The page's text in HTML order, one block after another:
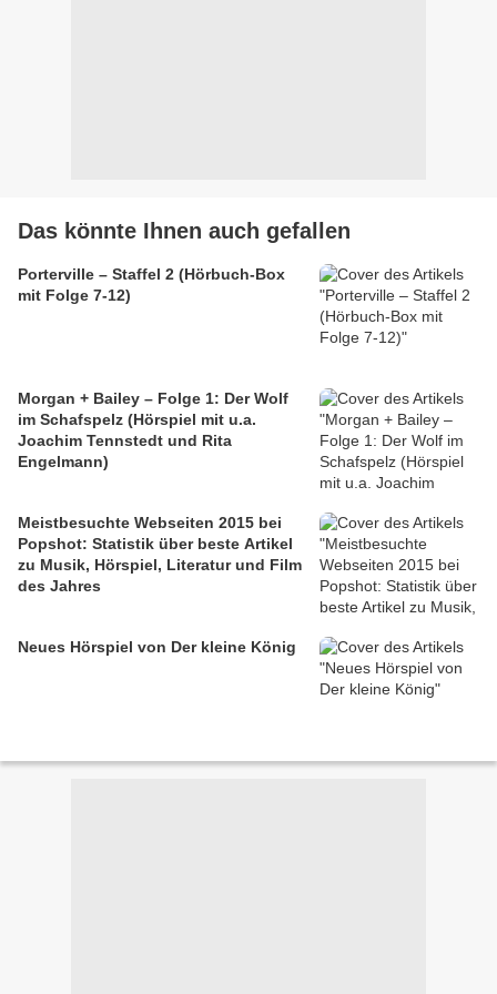
Das könnte Ihnen auch gefallen
Porterville – Staffel 2 (Hörbuch-Box
mit Folge 7-12)
Morgan + Bailey – Folge 1: Der Wolf
im Schafspelz (Hörspiel mit u.a.
Joachim Tennstedt und Rita
Engelmann)
Meistbesuchte Webseiten 2015 bei
Popshot: Statistik über beste Artikel
zu Musik, Hörspiel, Literatur und Film
des Jahres
Neues Hörspiel von Der kleine König